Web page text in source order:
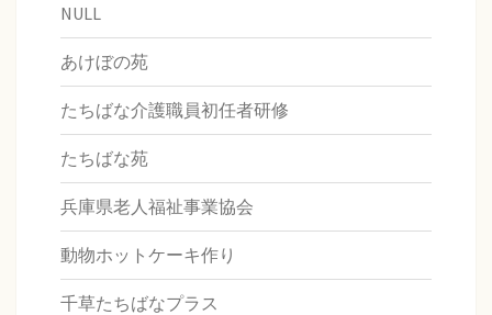
NULL
あけぼの苑
たちばな介護職員初任者研修
たちばな苑
兵庫県老人福祉事業協会
動物ホットケーキ作り
千草たちばなプラス